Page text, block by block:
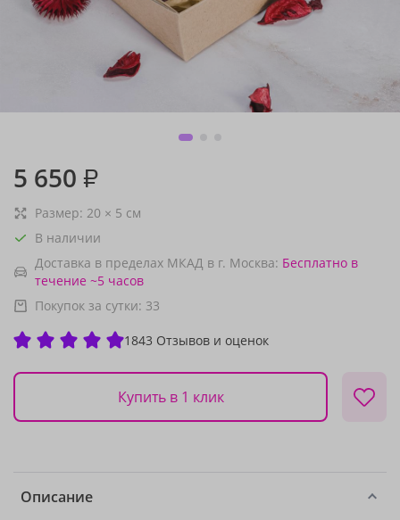
5 650 ₽
Размер: 20 × 5 см
В наличии
Доставка в пределах МКАД в г. Москва: Бесплатно в
течение ~5 часов
Покупок за сутки: 33
1843 Отзывов и оценок
Купить в 1 клик
Описание